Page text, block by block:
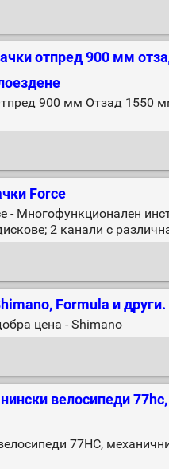
отпред 900 мм
900 мм Отзад 1550
Force
Многофункционален
2 канали с
Formula и други.
цена - Shimano
велосипеди
77HC,